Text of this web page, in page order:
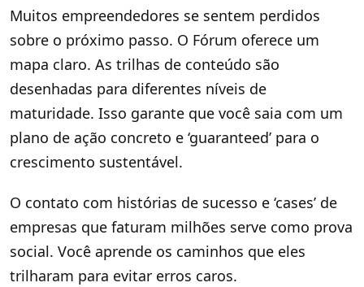
Muitos empreendedores se sentem perdidos
sobre o próximo passo. O Fórum oferece um
mapa claro. As trilhas de conteúdo são
desenhadas para diferentes níveis de
maturidade. Isso garante que você saia com um
plano de ação concreto e ‘guaranteed’ para o
crescimento sustentável.
O contato com histórias de sucesso e ‘cases’ de
empresas que faturam milhões serve como prova
social. Você aprende os caminhos que eles
trilharam para evitar erros caros.